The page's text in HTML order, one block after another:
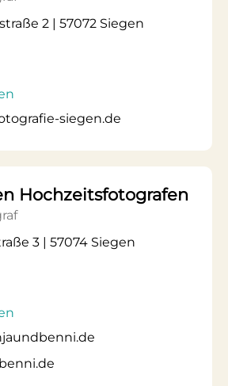
2 | 57072 Siegen
siegen.de
Hochzeitsfotografen
3 | 57074 Siegen